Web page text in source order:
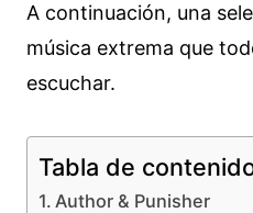
A continuación, una
música extrema que
escuchar.
Tabla de
Author & Punisher